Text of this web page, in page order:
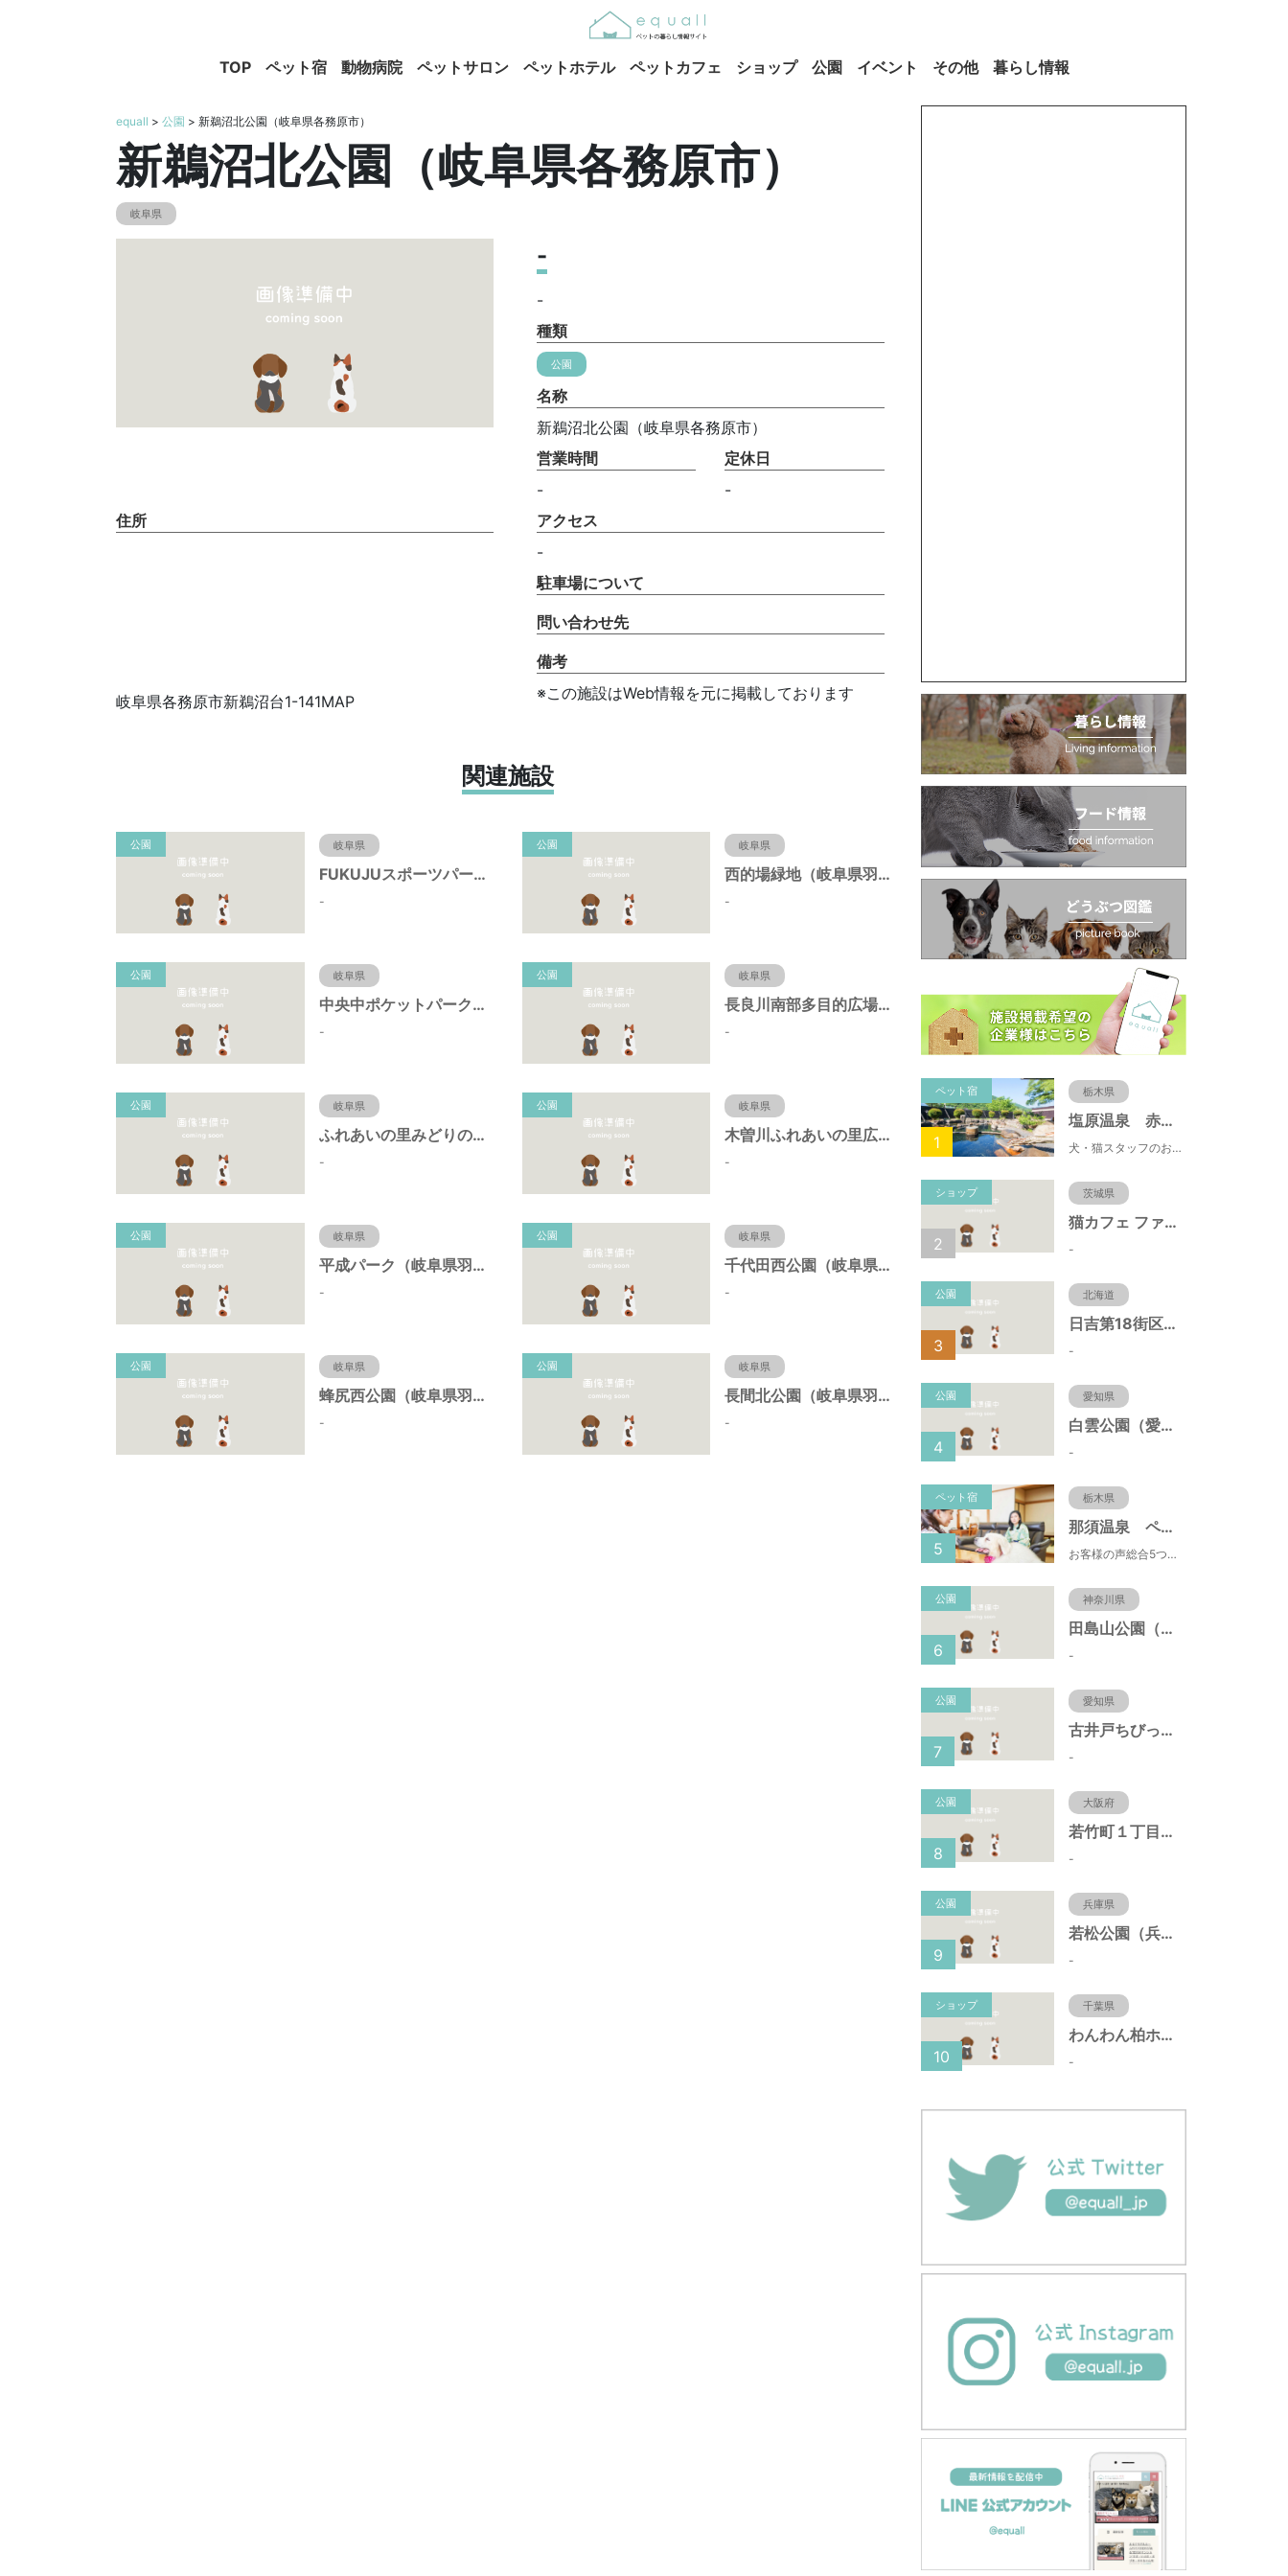
TOP ペット宿 動物病院 ペットサロン ペットホテル ペットカフェ ショップ 公園 イベント その他 暮らし情報
equall > 公園 > 新鵜沼北公園（岐阜県各務原市）
新鵜沼北公園（岐阜県各務原市）
岐阜県
-
-
種類
公園
名称
新鵜沼北公園（岐阜県各務原市）
営業時間
-
定休日
-
住所
岐阜県各務原市新鵜沼台1-141MAP
アクセス
-
駐車場について
問い合わせ先
備考
※この施設はWeb情報を元に掲載しております
関連施設
公園 岐阜県
FUKUJUスポーツパーク（羽島市運動公園）（岐阜県羽島市）
-
公園 岐阜県
西的場緑地（岐阜県羽島市）
-
公園 岐阜県
中央中ポケットパーク（岐阜県羽島市）
-
公園 岐阜県
長良川南部多目的広場（岐阜県羽島市）
-
公園 岐阜県
ふれあいの里みどりの広場（岐阜県羽島市）
-
公園 岐阜県
木曽川ふれあいの里広場（岐阜県羽島市）
-
公園 岐阜県
平成パーク（岐阜県羽島市）
-
公園 岐阜県
千代田西公園（岐阜県羽島市）
-
公園 岐阜県
蜂尻西公園（岐阜県羽島市）
-
公園 岐阜県
長間北公園（岐阜県羽島市）
-
ペット宿 栃木県
塩原温泉 赤沢温泉旅館
犬・猫スタッフのおもてニャしが魅力のひとつ♪大自然に囲まれた隠れ家的宿で癒やしの休日を。
1
ショップ 茨城県
猫カフェ ファミリーズ
-
2
公園 北海道
日吉第18街区公園（北海道函館市）
-
3
公園 愛知県
白雲公園（愛知県名古屋市）
-
4
ペット宿 栃木県
那須温泉 ペット＆スパホテル 那須ワン
お客様の声総合5つ星■1日限定４組貸切風呂■室内ドッグランあり♪
5
公園 神奈川県
田島山公園（神奈川県藤沢市）
-
6
公園 愛知県
古井戸ちびっ子広場（愛知県大府市）
-
7
公園 大阪府
若竹町１丁目第３公園（大阪府豊中市）
-
8
公園 兵庫県
若松公園（兵庫県神戸市）
-
9
ショップ 千葉県
わんわん柏ホームビレッジ（老犬ホーム・老犬ホテル）
-
10